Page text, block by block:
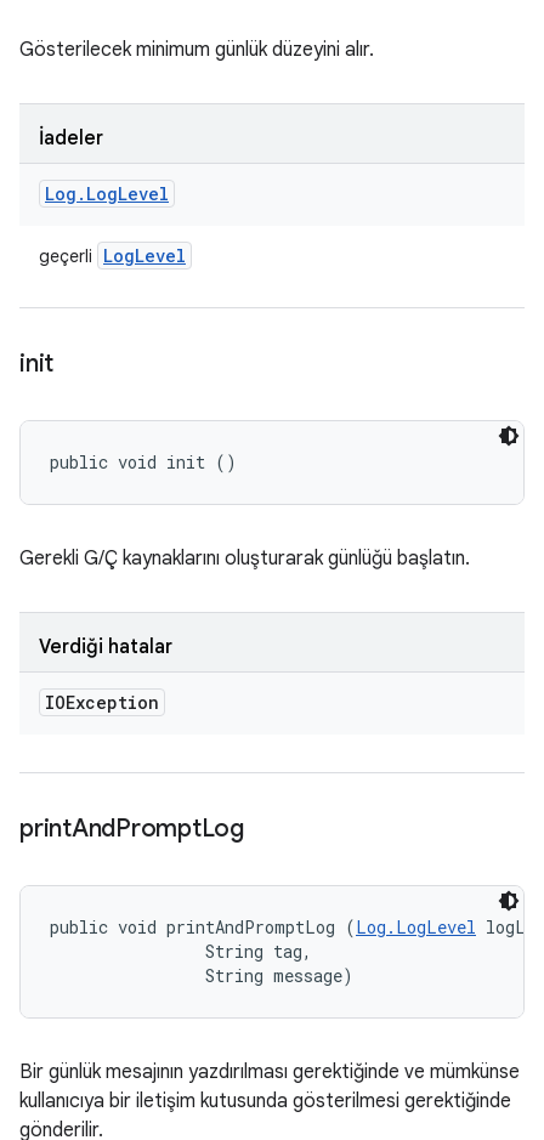
Gösterilecek minimum günlük düzeyini alır.
İadeler
Log . LogLevel
geçerli LogLevel
init
public void init ()
Gerekli G/Ç kaynaklarını oluşturarak günlüğü başlatın.
Verdiği hatalar
IOException
printAndPromptLog
public void printAndPromptLog (Log.LogLevel
                String tag,
                String message)
Bir günlük mesajının yazdırılması gerektiğinde ve mümkünse
kullanıcıya bir iletişim kutusunda gösterilmesi gerektiğinde
gönderilir.